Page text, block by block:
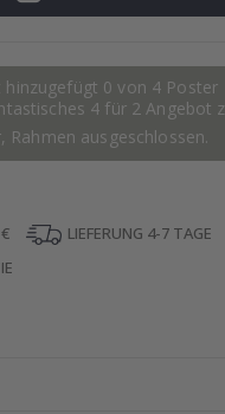
hinzugefügt 0 von 4 Poster
4 für 2 Angebot
Rahmen ausgeschlossen.
LIEFERUNG 4-7 TAGE